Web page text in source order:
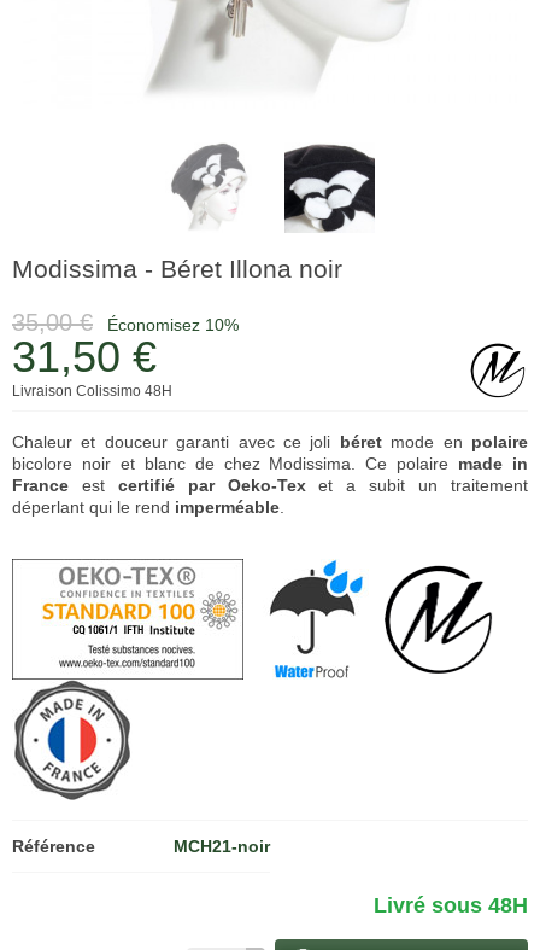
Modissima - Béret Illona noir
35,00 € Économisez 10%
31,50 €
Livraison Colissimo 48H
Chaleur et douceur garanti avec ce joli béret mode en polaire
bicolore noir et blanc de chez Modissima. Ce polaire made in
France est certifié par Oeko-Texet a subit un traitement
déperlant qui le rend imperméable
Référence MCH21-noir
Livré sous 48H